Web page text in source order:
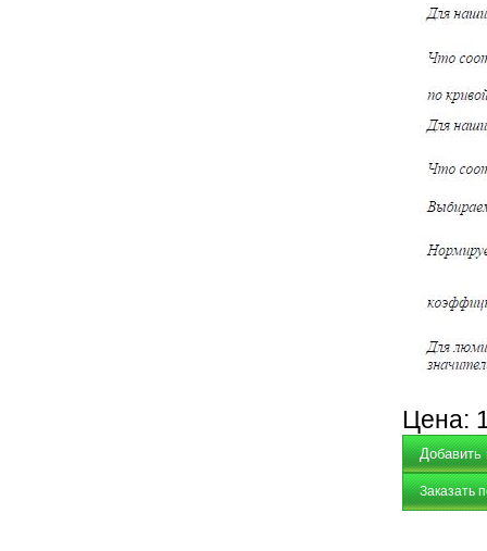
Цена:
Заказать